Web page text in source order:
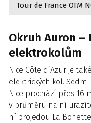
Tour de France OTM
Okruh Auron
elektrokolům
Nice Côte d’Azur je
elektrických kol.
Nice prochází přes 16
v průměru na ní
ní projedou La